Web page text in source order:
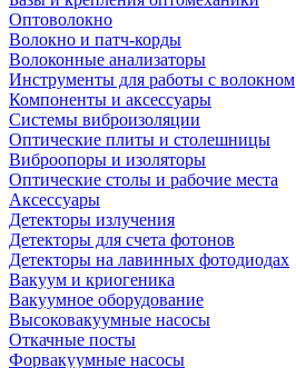
Оптоволокно
Волокно и патч-корды
Волоконные анализаторы
Инструменты для работы с волокном
Компоненты и аксессуары
Системы виброизоляции
Оптические плиты и столешницы
Виброопоры и изоляторы
Оптические столы и рабочие места
Аксессуары
Детекторы излучения
Детекторы для счета фотонов
Детекторы на лавинных фотодиодах
Вакуум и криогеника
Вакуумное оборудование
Высоковакуумные насосы
Откачные посты
Форвакуумные насосы